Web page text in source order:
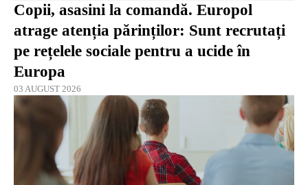
Copii, asasini la comandă. Europol
atrage atenția părinților: Sunt recrutați
pe rețelele sociale pentru a ucide în
Europa
03 AUGUST 2026